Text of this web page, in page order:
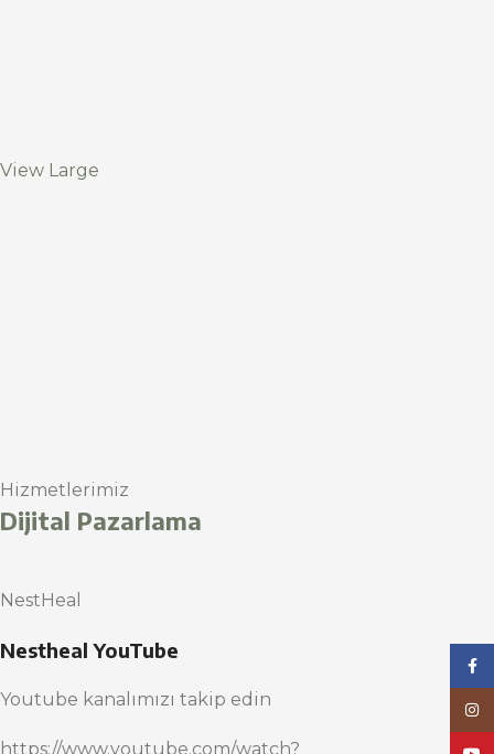
View Large
Hizmetlerimiz
Dijital Pazarlama
NestHeal
Nestheal YouTube
Youtube kanalımızı takip edin
https://www.youtube.com/watch?